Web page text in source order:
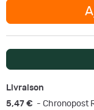
Livraison
5,47 € - Chronopost